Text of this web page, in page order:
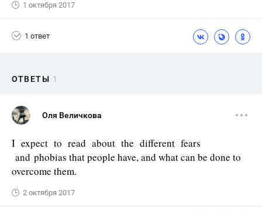
1 октября 2017
1 ответ
ОТВЕТЫ 1
Оля Величкова
I expect to read about the different fears
and phobias that people have, and what can be done to
overcome them.
2 октября 2017